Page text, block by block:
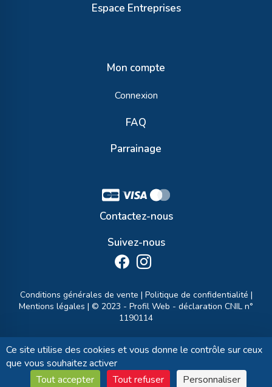
Espace Entreprises
Mon compte
Connexion
FAQ
Parrainage
Contactez-nous
Suivez-nous
Conditions générales de vente | Politique de confidentialité |
Mentions légales | © 2023 - Profil Web - déclaration CNIL n°
1190114
Ce site utilise des cookies et vous donne le contrôle sur ceux
que vous souhaitez activer
Tout accepter
Tout refuser Personnaliser